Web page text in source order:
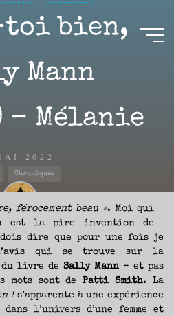
toi bien,
Mann
– Mélanie
2022
Chroniques
férocement beau ». Moi qui
est la pire invention de
dire que pour une fois je
l’avis qui se trouve sur la
du livre deSally Mann – et pas
mots sont dePatti Smith. La
!s’apparente à une expérience
l’univers d’une femme et